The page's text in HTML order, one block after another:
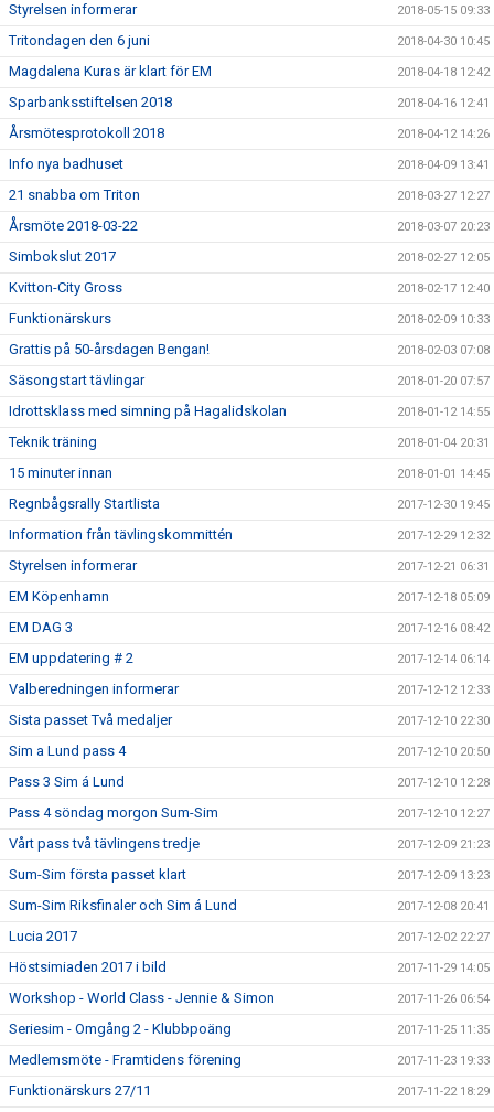
Styrelsen informerar 2018-05-15 09:33
Tritondagen den 6 juni 2018-04-30 10:45
Magdalena Kuras är klart för EM 2018-04-18 12:42
Sparbanksstiftelsen 2018 2018-04-16 12:41
Årsmötesprotokoll 2018 2018-04-12 14:26
Info nya badhuset 2018-04-09 13:41
21 snabba om Triton 2018-03-27 12:27
Årsmöte 2018-03-22 2018-03-07 20:23
Simbokslut 2017 2018-02-27 12:05
Kvitton-City Gross 2018-02-17 12:40
Funktionärskurs 2018-02-09 10:33
Grattis på 50-årsdagen Bengan! 2018-02-03 07:08
Säsongstart tävlingar 2018-01-20 07:57
Idrottsklass med simning på Hagalidskolan 2018-01-12 14:55
Teknik träning 2018-01-04 20:31
15 minuter innan 2018-01-01 14:45
Regnbågsrally Startlista 2017-12-30 19:45
Information från tävlingskommittén 2017-12-29 12:32
Styrelsen informerar 2017-12-21 06:31
EM Köpenhamn 2017-12-18 05:09
EM DAG 3 2017-12-16 08:42
EM uppdatering # 2 2017-12-14 06:14
Valberedningen informerar 2017-12-12 12:33
Sista passet Två medaljer 2017-12-10 22:30
Sim a Lund pass 4 2017-12-10 20:50
Pass 3 Sim á Lund 2017-12-10 12:28
Pass 4 söndag morgon Sum-Sim 2017-12-10 12:27
Vårt pass två tävlingens tredje 2017-12-09 21:23
Sum-Sim första passet klart 2017-12-09 13:23
Sum-Sim Riksfinaler och Sim á Lund 2017-12-08 20:41
Lucia 2017 2017-12-02 22:27
Höstsimiaden 2017 i bild 2017-11-29 14:05
Workshop - World Class - Jennie & Simon 2017-11-26 06:54
Seriesim - Omgång 2 - Klubbpoäng 2017-11-25 11:35
Medlemsmöte - Framtidens förening 2017-11-23 19:33
Funktionärskurs 27/11 2017-11-22 18:29